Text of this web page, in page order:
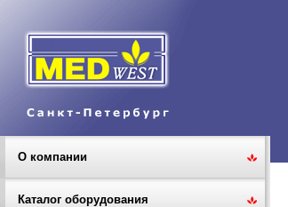
О компании
Каталог оборудования